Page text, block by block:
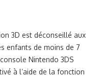
3D est déconseillé aux
enfants de moins de 7
Nintendo 3DS
à l’aide de la fonction